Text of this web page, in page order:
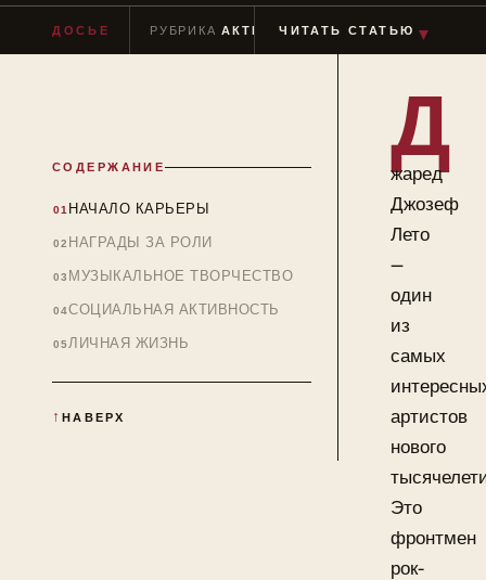
ДОСЬЕ РУБРИКААКТЕРЫ ЧТЕНИЕ ≈ 10 МИН
ЧИТАТЬ СТАТЬЮ ▼
СОДЕРЖАНИЕ
НАЧАЛО КАРЬЕРЫ
НАГРАДЫ ЗА РОЛИ
МУЗЫКАЛЬНОЕ ТВОРЧЕСТВО
СОЦИАЛЬНАЯ АКТИВНОСТЬ
ЛИЧНАЯ ЖИЗНЬ
НАВЕРХ
Д
жаред
Джозеф
Лето
—
один
из
самых
артистов
нового
Это
фронтмен
рок-